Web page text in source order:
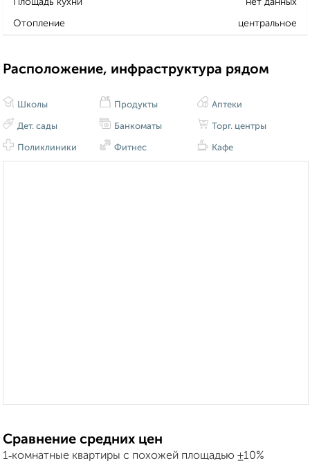
Отопление центральное
Расположение, инфраструктура рядом
Школы
Дет. сады
Поликлиники
Продукты
Банкоматы
Фитнес
Аптеки
Торг. центры
Кафе
Сравнение средних цен
1‑комнатные квартиры с похожей площадью ±10%